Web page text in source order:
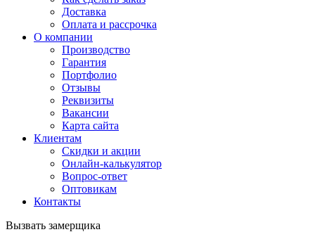
Доставка
Оплата и рассрочка
О компании
Производство
Гарантия
Портфолио
Отзывы
Реквизиты
Вакансии
Карта сайта
Клиентам
Скидки и акции
Онлайн-калькулятор
Вопрос-ответ
Оптовикам
Контакты
Вызвать замерщика